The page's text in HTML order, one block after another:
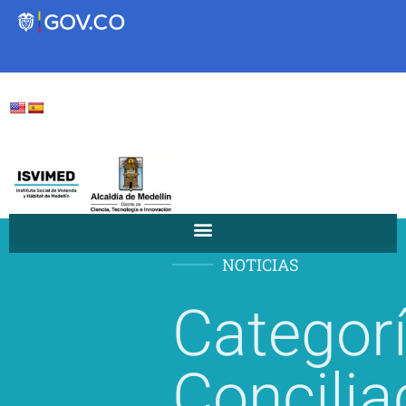
Transparencia
Participa
Hábitat de Medellín
NOTICIAS